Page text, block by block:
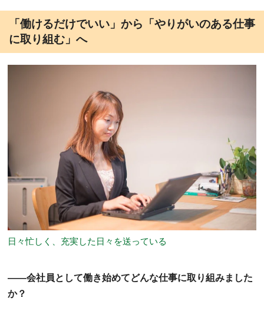
「働けるだけでいい」から「やりがいのある仕事
に取り組む」へ
日々忙しく、充実した日々を送っている
――会社員として働き始めてどんな仕事に取り組みました
か？